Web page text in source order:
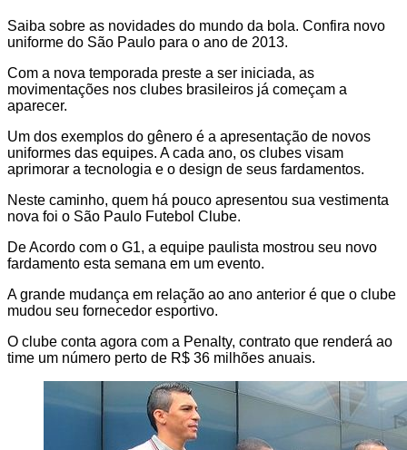
Saiba sobre as novidades do mundo da bola. Confira novo
uniforme do São Paulo para o ano de 2013.
Com a nova temporada preste a ser iniciada, as
movimentações nos clubes brasileiros já começam a
aparecer.
Um dos exemplos do gênero é a apresentação de novos
uniformes das equipes. A cada ano, os clubes visam
aprimorar a tecnologia e o design de seus fardamentos.
Neste caminho, quem há pouco apresentou sua vestimenta
nova foi o São Paulo Futebol Clube.
De Acordo com o G1, a equipe paulista mostrou seu novo
fardamento esta semana em um evento.
A grande mudança em relação ao ano anterior é que o clube
mudou seu fornecedor esportivo.
O clube conta agora com a Penalty, contrato que renderá ao
time um número perto de R$ 36 milhões anuais.